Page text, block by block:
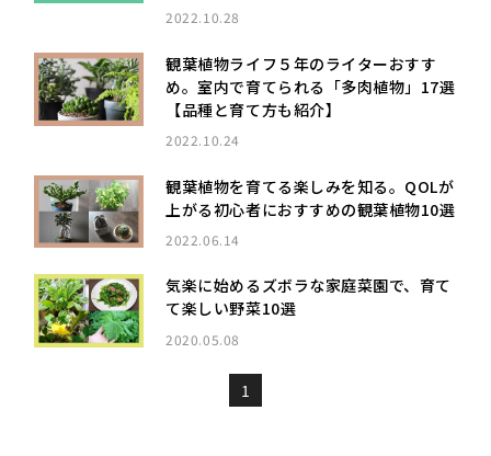
2022.10.28
観葉植物ライフ５年のライターおすす
め。室内で育てられる「多肉植物」17選
【品種と育て方も紹介】
2022.10.24
観葉植物を育てる楽しみを知る。QOLが
上がる初心者におすすめの観葉植物10選
2022.06.14
気楽に始めるズボラな家庭菜園で、育て
て楽しい野菜10選
2020.05.08
1